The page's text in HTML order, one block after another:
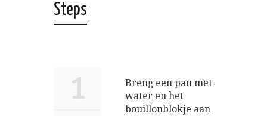
Steps
1
Breng een pan met
water en het
bouillonblokje aan